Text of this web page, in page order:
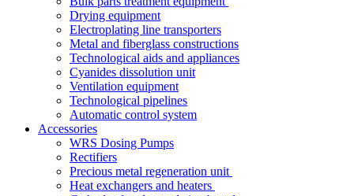
Drying equipment
Electroplating line transporters
Metal and fiberglass constructions
Technological aids and appliances
Cyanides dissolution unit
Ventilation equipment
Technological pipelines
Automatic control system
Accessories
WRS Dosing Pumps
Rectifiers
Precious metal regeneration unit
Heat exchangers and heaters